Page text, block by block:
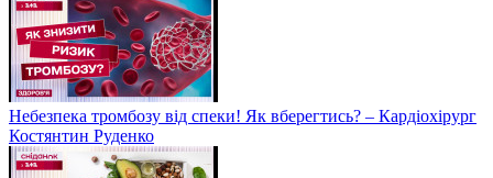
Небезпека тромбозу від спеки! Як вберегтись? – Кардіохірург
Костянтин Руденко